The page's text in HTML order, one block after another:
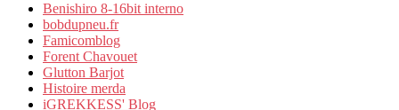
Benishiro 8-16bit interno
bobdupneu.fr
Famicomblog
Forent Chavouet
Glutton Barjot
Histoire merda
iGREKKESS' Blog